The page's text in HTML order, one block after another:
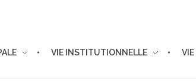
VIE INSTITUTIONNELLE